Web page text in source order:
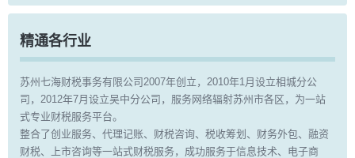
精通各行业
苏州七海财税事务有限公司2007年创立，2010年1月设立相城分公
司，2012年7月设立吴中分公司，服务网络辐射苏州市各区，为一站
式专业财税服务平台。
整合了创业服务、代理记账、财税咨询、税收筹划、财务外包、融资
财税、上市咨询等一站式财税服务，成功服务于信息技术、电子商